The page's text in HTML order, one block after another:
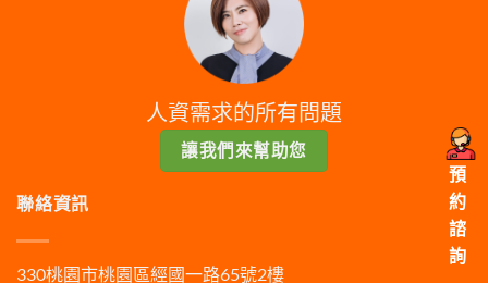
人資需求的所有問題
讓我們來幫助您
聯絡資訊
330桃園市桃園區經國一路65號2樓
預
約
諮
詢